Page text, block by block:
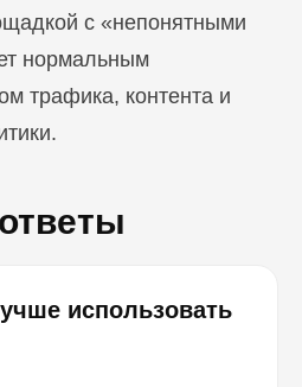
с «непонятными
нормальным
трафика, контента и
использовать